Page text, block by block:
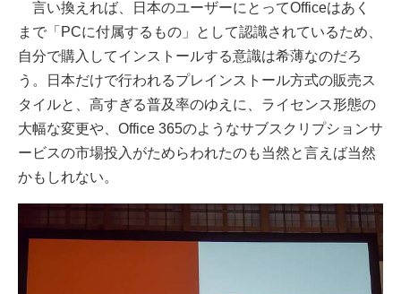
言い換えれば、日本のユーザーにとってOfficeはあく
まで「PCに付属するもの」として認識されているため、
自分で購入してインストールする意識は希薄なのだろ
う。日本だけで行われるプレインストール方式の販売ス
タイルと、高すぎる普及率のゆえに、ライセンス形態の
大幅な変更や、Office 365のようなサブスクリプションサ
ービスの市場投入がためらわれたのも当然と言えば当然
かもしれない。